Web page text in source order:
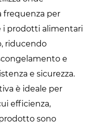
frequenza per
i prodotti alimentari
riducendo
e
e sicurezza.
è ideale per
efficienza,
sono